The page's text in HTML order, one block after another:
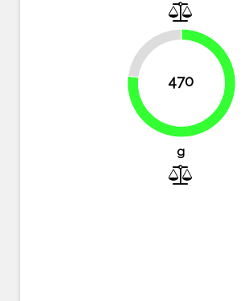
470
23%
77%
g